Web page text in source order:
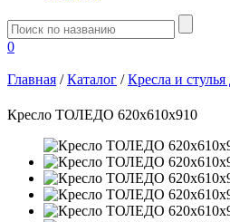
0
Главная / Каталог / Кресла и стулья
Кресло ТОЛЕДО 620x610x910